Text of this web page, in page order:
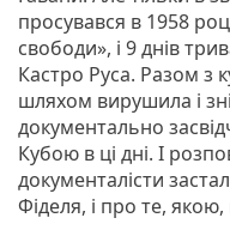
просувався в 1958
свободи», і 9 днів
Кастро Руса. Разом з
шляхом вирушила і
документально
Кубою в ці дні. І
документалісти
Фіделя, і про те,